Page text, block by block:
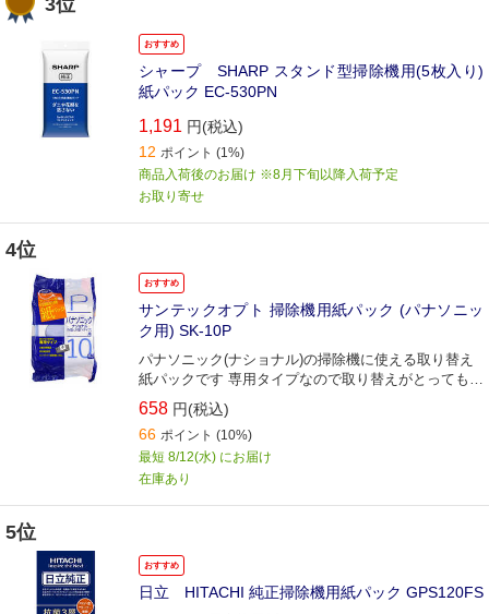
3位
おすすめ
シャープ SHARP スタンド型掃除機用(5枚入り)
紙パック EC-530PN
1,191 円(税込)
12 ポイント (1%)
商品入荷後のお届け ※8月下旬以降入荷予定
お取り寄せ
4位
おすすめ
サンテックオプト 掃除機用紙パック (パナソニッ
ク用) SK-10P
パナソニック(ナショナル)の掃除機に使える取り替え
紙パックです 専用タイプなので取り替えがとってもカ
ンタン
658 円(税込)
66 ポイント (10%)
最短 8/12(水) にお届け
在庫あり
5位
おすすめ
日立 HITACHI 純正掃除機用紙パック GPS120FS